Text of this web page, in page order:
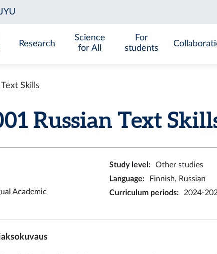
Research
Science
for All
For
students
Skills
Russian Text
Study level :
Other studies
Language:
Finnish, Russian
Academic
Curriculum periods: 2024-